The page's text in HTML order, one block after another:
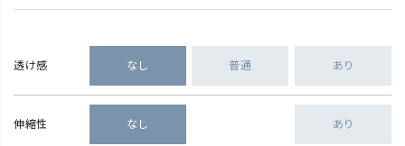
透け感 なし 普通 あり
伸縮性 なし あり